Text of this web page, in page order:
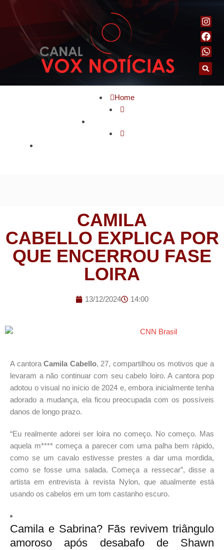
Home
CAMILA
CABELLO EXPLICA POR
QUE ENCERROU FASE
LOIRA
13/12/2024 14:00
A cantoraCamila Cabello, 27, compartilhou os motivos que a
levaram a não continuar com seu cabelo loiro. A cantora pop
adotou o visual no início de 2024 e, embora inicialmente tenha
adorado a mudança, ela ficou preocupada com os possíveis
danos de longo prazo.
“Eu realmente adorei ser loira no começo. No começo. Mas
aquela m**** começa a parecer com uma palha bem rápido,
como se um cavalo estivesse prestes a dar uma mordida,
como se fosse uma salada. Começa a ressecar”, disse a
artista em entrevista à revista Nylon, que atualmente está
usando os cabelos em um tom castanho escuro.
Camila e Sabrina? Fãs revivem triângulo
amoroso após desabafo de Shawn